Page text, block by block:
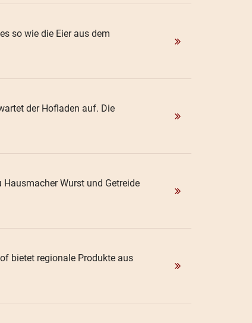
so wie die Eier aus dem
der Hofladen auf. Die
Wurst und Getreide
bietet regionale Produkte aus